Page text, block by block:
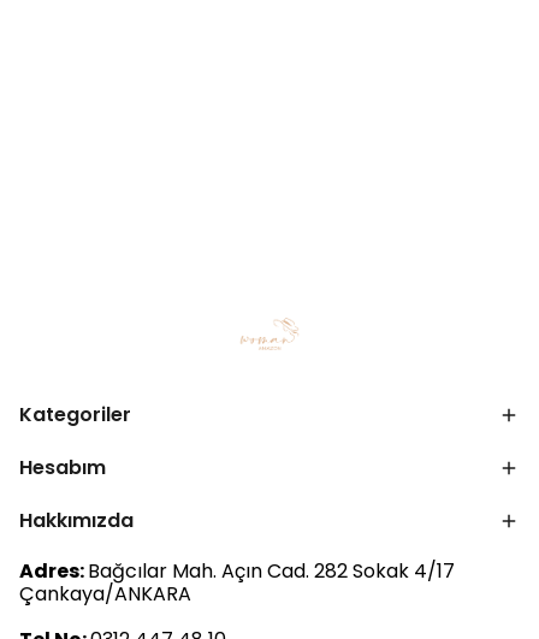
Kategoriler
Hesabım
Hakkımızda
Adres:Bağcılar Mah. Açın Cad. 282 Sokak 4/17
Çankaya/ANKARA